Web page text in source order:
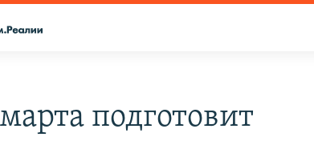
подготовит